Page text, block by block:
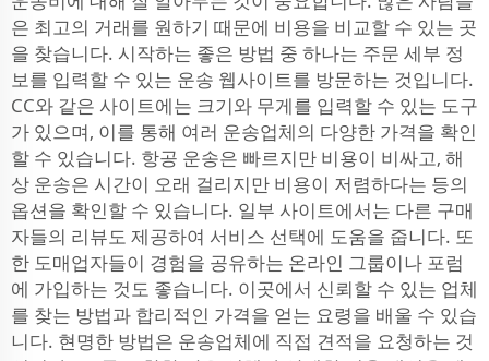
은 최고의 거래를 원하기 때문에 비용을 비교할 수 있는 곳
을 찾습니다. 시작하는 좋은 방법 중 하나는 주문 세부 정
보를 입력할 수 있는 운송 웹사이트를 방문하는 것입니다.
CC와 같은 사이트에는 크기와 무게를 입력할 수 있는 도구
가 있으며, 이를 통해 여러 운송업체의 다양한 가격을 확인
할 수 있습니다. 항공 운송은 빠르지만 비용이 비싸고, 해
상 운송은 시간이 오래 걸리지만 비용이 저렴하다는 등의
옵션을 확인할 수 있습니다. 일부 사이트에서는 다른 구매
자들의 리뷰도 제공하여 서비스 선택에 도움을 줍니다. 또
한 도매업자들이 경험을 공유하는 온라인 그룹이나 포럼
에 가입하는 것도 좋습니다. 이곳에서 신뢰할 수 있는 업체
를 찾는 방법과 합리적인 가격을 얻는 요령을 배울 수 있습
니다. 현명한 방법은 운송업체에 직접 견적을 요청하는 것